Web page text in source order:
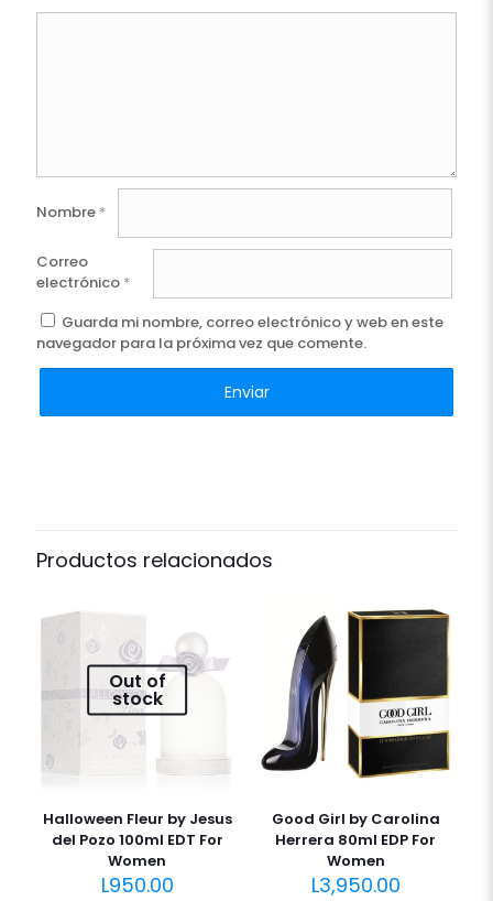
Nombre *
Correo
electrónico *
Guarda mi nombre, correo electrónico y web en este
navegador para la próxima vez que comente.
Productos relacionados
Out of
stock
Halloween Fleur by Jesus
del Pozo 100ml EDT For
Women
L950.00
Good Girl by Carolina
Herrera 80ml EDP For
Women
L3,950.00